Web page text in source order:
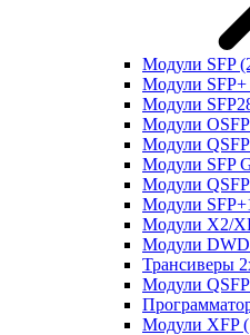
Модули SFP
Модули SFP+
Модули
Модули OSFP
Модули
Модули SFP
Модули
Модули
Модули X2/
Модули
Трансиверы
Модули
Модули XFP